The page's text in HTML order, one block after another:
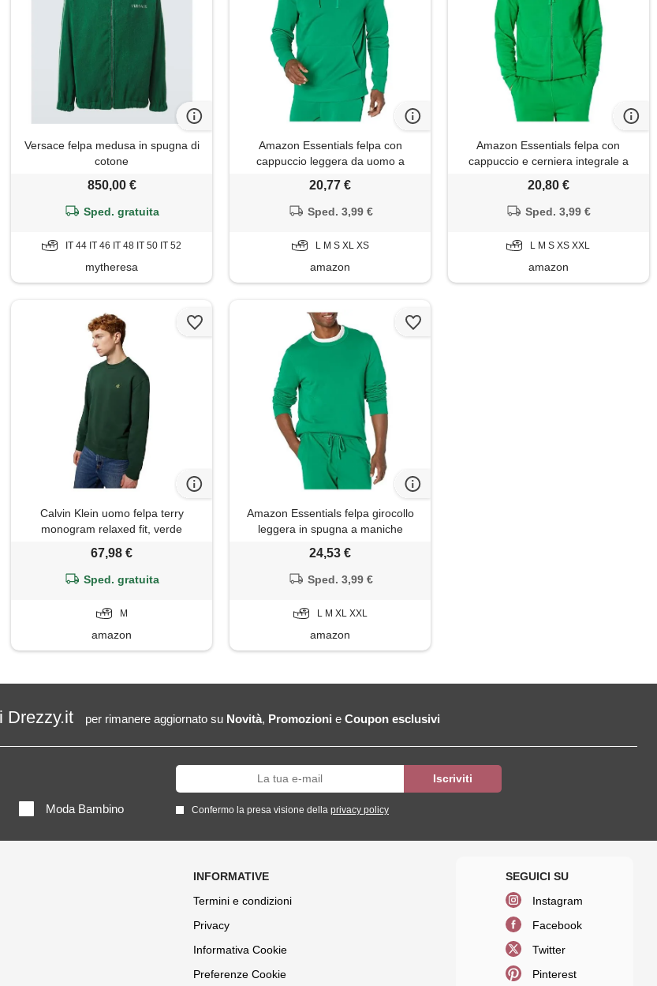
Versace felpa medusa in spugna di
cotone
850,00 €
Sped. gratuita
IT 44 IT 46 IT 48 IT 50 IT 52
mytheresa
Amazon Essentials felpa con
cappuccio leggera da uomo a
maniche lunghe in spugna francese
(disponibile nelle taglie big & tall),
verde, xs
20,77 €
Sped. 3,99 €
L M S XL XS
amazon
Amazon Essentials felpa con
cappuccio e cerniera integrale a
maniche lunghe in spugna francese
(disponibile nelle taglie big & tall)
uomo, verde, m
20,80 €
Sped. 3,99 €
L M S XS XXL
amazon
Calvin Klein uomo felpa terry
monogram relaxed fit, verde
(sycamore), m
67,98 €
Sped. gratuita
M
amazon
Amazon Essentials felpa girocollo
leggera in spugna a maniche
lunghe (disponibile nelle taglie big &
tall) uomo, verde, xl
24,53 €
Sped. 3,99 €
L M XL XXL
amazon
Drezzy.it per rimanere aggiornato su Novità, Promozioni e Coupon esclusivi
Moda Bambino Confermo la presa visione della privacy policy
Termini e condizioni
Privacy
Informativa Cookie
Preferenze Cookie
Instagram
Facebook
Twitter
Pinterest